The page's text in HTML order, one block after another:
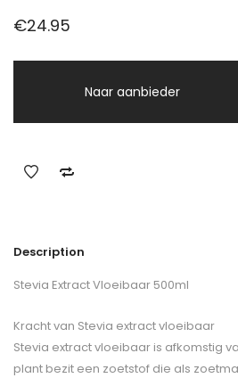
€24.95
Naar aanbieder
Description
Stevia Extract Vloeibaar 500ml
Kracht van Stevia extract vloeibaar
Stevia extract vloeibaar is afkomstig
plant bezit een zoetstof die als